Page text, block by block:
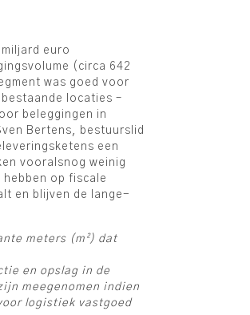
euro
(circa 642
was goed voor
locaties –
beleggingen in
Bertens, bestuurslid
een
vooralsnog weinig
op fiscale
en blijven de lange-
meters (m²) dat
en opslag in de
meegenomen indien
logistiek vastgoed